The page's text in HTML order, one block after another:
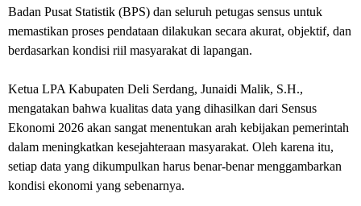
Badan Pusat Statistik (BPS) dan seluruh petugas sensus untuk
memastikan proses pendataan dilakukan secara akurat, objektif, dan
berdasarkan kondisi riil masyarakat di lapangan.
Ketua LPA Kabupaten Deli Serdang, Junaidi Malik, S.H.,
mengatakan bahwa kualitas data yang dihasilkan dari Sensus
Ekonomi 2026 akan sangat menentukan arah kebijakan pemerintah
dalam meningkatkan kesejahteraan masyarakat. Oleh karena itu,
setiap data yang dikumpulkan harus benar-benar menggambarkan
kondisi ekonomi yang sebenarnya.